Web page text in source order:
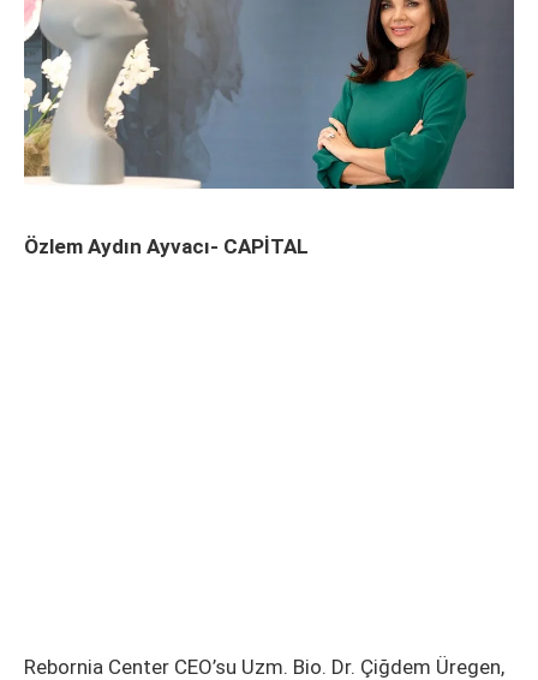
Özlem Aydın Ayvacı- CAPİTAL
Rebornia Center CEO’su Uzm. Bio. Dr. Çiğdem Üregen,